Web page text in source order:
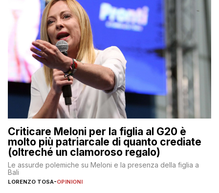
Criticare Meloni per la figlia al G20 è
molto più patriarcale di quanto crediate
(oltreché un clamoroso regalo)
Le assurde polemiche su Meloni e la presenza della figlia a
Bali
LORENZO TOSA-OPINIONI